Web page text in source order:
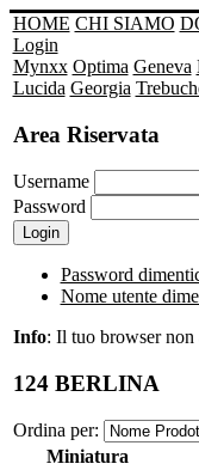
HOME CHI SIAMO
Login
Mynxx Optima Geneva
Lucida Georgia
Area Riservata
Username
Password
Password
Nome utente
Info: Il tuo browser non
124 BERLINA
Ordina per:
Miniatura